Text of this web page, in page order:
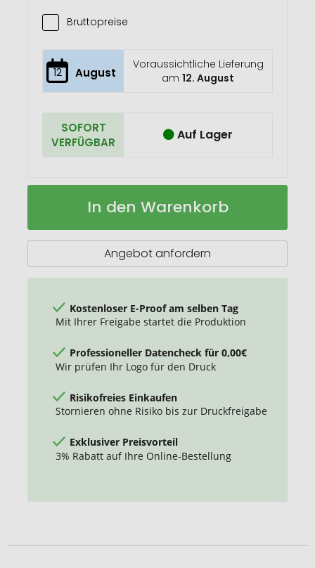
Bruttopreise
12 August
Voraussichtliche Lieferung
am12. August
SOFORT
VERFÜGBAR
Auf Lager
Zettelbox
Köcher
Auf
In den Warenkorb
Angebot anfordern
Kostenloser E-Proof am selben Tag
Mit Ihrer Freigabe startet die Produktion
Professioneller Datencheck für 0,00€
Wir prüfen Ihr Logo für den Druck
Risikofreies Einkaufen
Stornieren ohne Risiko bis zur Druckfreigabe
Exklusiver Preisvorteil
3% Rabatt auf Ihre Online-Bestellung